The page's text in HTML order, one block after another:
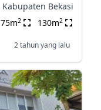
Kabupaten Bekasi
75m2 130m2
2 tahun yang lalu